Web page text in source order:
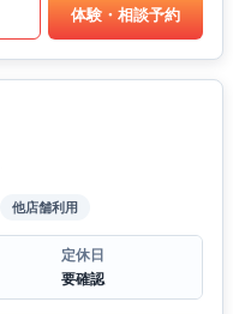
体験・相談予約
他店舗利用
定休日
要確認